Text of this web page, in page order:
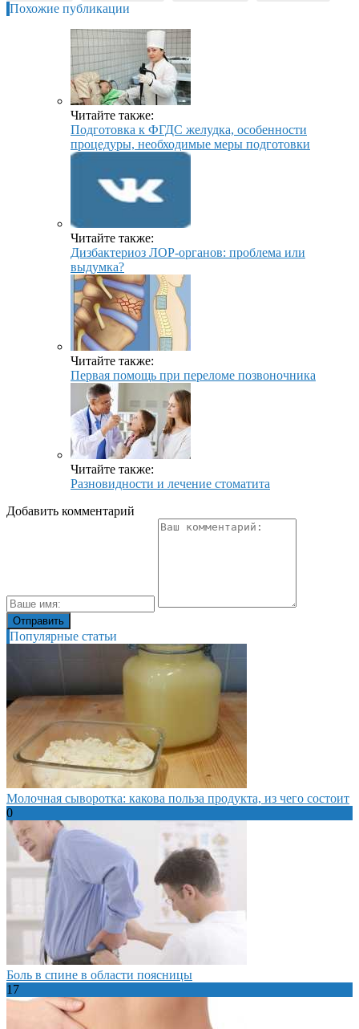
Похожие публикации
Читайте также:
Подготовка к ФГДС желудка, особенности
процедуры, необходимые меры подготовки
Читайте также:
Дизбактериоз ЛОР-органов: проблема или
выдумка?
Читайте также:
Первая помощь при переломе позвоночника
Читайте также:
Разновидности и лечение стоматита
Добавить комментарий
Популярные статьи
Молочная сыворотка: какова польза продукта, из чего состоит
0
Боль в спине в области поясницы
17